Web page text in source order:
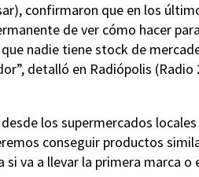
confirmaron que en los
de ver cómo hacer
nadie tiene stock de
detalló en Radiópolis (Radio
los supermercados
conseguir productos
va a llevar la primera marca